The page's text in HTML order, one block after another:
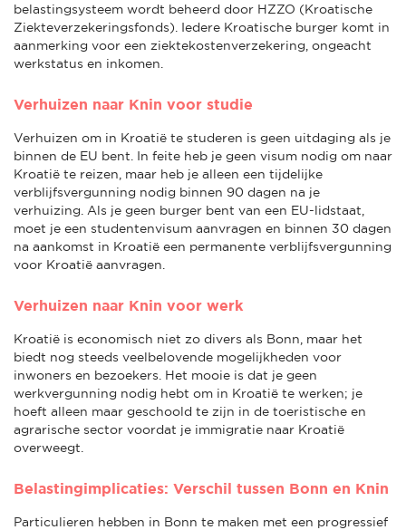
belastingsysteem wordt beheerd door HZZO (Kroatische
Ziekteverzekeringsfonds). Iedere Kroatische burger komt in
aanmerking voor een ziektekostenverzekering, ongeacht
werkstatus en inkomen.
Verhuizen naar Knin voor studie
Verhuizen om in Kroatië te studeren is geen uitdaging als je
binnen de EU bent. In feite heb je geen visum nodig om naar
Kroatië te reizen, maar heb je alleen een tijdelijke
verblijfsvergunning nodig binnen 90 dagen na je
verhuizing. Als je geen burger bent van een EU-lidstaat,
moet je een studentenvisum aanvragen en binnen 30 dagen
na aankomst in Kroatië een permanente verblijfsvergunning
voor Kroatië aanvragen.
Verhuizen naar Knin voor werk
Kroatië is economisch niet zo divers als Bonn, maar het
biedt nog steeds veelbelovende mogelijkheden voor
inwoners en bezoekers. Het mooie is dat je geen
werkvergunning nodig hebt om in Kroatië te werken; je
hoeft alleen maar geschoold te zijn in de toeristische en
agrarische sector voordat je immigratie naar Kroatië
overweegt.
Belastingimplicaties: Verschil tussen Bonn en Knin
Particulieren hebben in Bonn te maken met een progressief